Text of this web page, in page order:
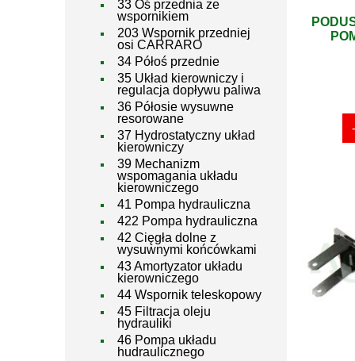
33 Oś przednia ze
wspornikiem
203 Wspornik przedniej
osi CARRARO
34 Półoś przednie
35 Układ kierowniczy i
regulacja dopływu paliwa
36 Półosie wysuwne
resorowane
37 Hydrostatyczny układ
kierowniczy
39 Mechanizm
wspomagania układu
kierowniczego
41 Pompa hydrauliczna
422 Pompa hydrauliczna
42 Cięgła dolne z
wysuwnymi końcówkami
43 Amortyzator układu
kierowniczego
44 Wspornik teleskopowy
45 Filtracja oleju
hydrauliki
46 Pompa układu
hudraulicznego